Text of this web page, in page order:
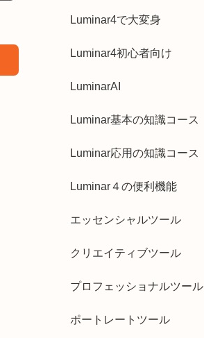
Luminar4で大変身
Luminar4初心者向け
LuminarAI
Luminar基本の知識コース
Luminar応用の知識コース
Luminar４の便利機能
エッセンシャルツール
クリエイティブツール
プロフェッショナルツール
ポートレートツール